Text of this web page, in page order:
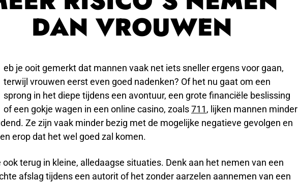
DAN VROUWEN
eb je ooit gemerkt dat mannen vaak net iets sneller ergens voor gaan,
terwijl vrouwen eerst even goed nadenken? Of het nu gaat om een
sprong in het diepe tijdens een avontuur, een grote financiële beslissing
of een gokje wagen in een online casino, zoals711, lijken mannen minder
Ze zijn vaak minder bezig met de mogelijke negatieve gevolgen en
erop dat het wel goed zal komen.
ook terug in kleine, alledaagse situaties. Denk aan het nemen van een
afslag tijdens een autorit of het zonder aarzelen aannemen van een